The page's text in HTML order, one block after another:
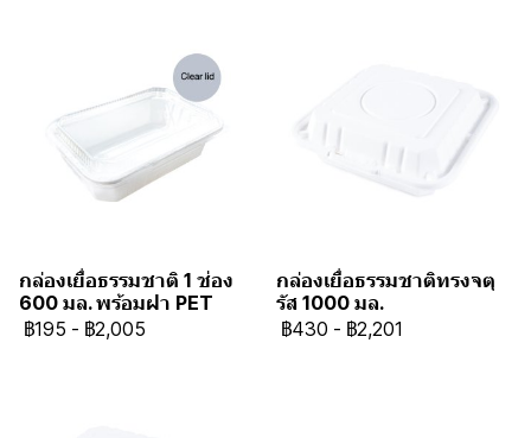
กล่องเยื่อธรรมชาติ 1 ช่อง
600 มล. พร้อมฝา PET
฿195 - ฿2,005
กล่องเยื่อธรรมชาติทรงจตุ
รัส 1000 มล.
฿430 - ฿2,201